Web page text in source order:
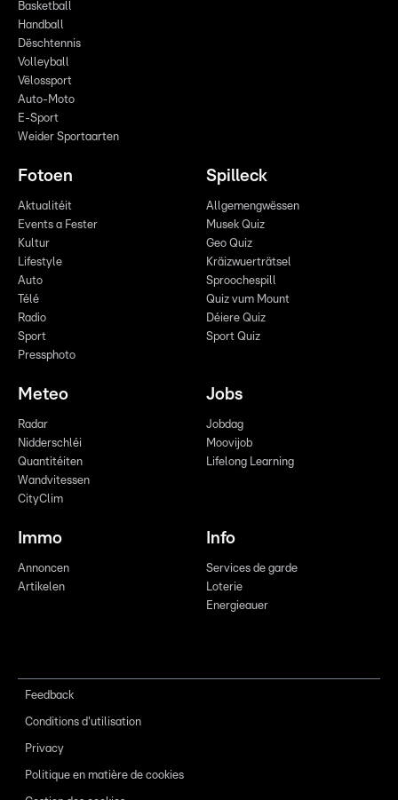
Basketball
Handball
Dëschtennis
Volleyball
Vëlossport
Auto-Moto
E-Sport
Weider Sportaarten
Fotoen
Aktualitéit
Events a Fester
Kultur
Lifestyle
Auto
Télé
Radio
Sport
Pressphoto
Spilleck
Allgemengwëssen
Musek Quiz
Geo Quiz
Kräizwuerträtsel
Sproochespill
Quiz vum Mount
Déiere Quiz
Sport Quiz
Meteo
Radar
Nidderschléi
Quantitéiten
Wandvitessen
CityClim
Jobs
Jobdag
Moovijob
Lifelong Learning
Immo
Annoncen
Artikelen
Info
Services de garde
Loterie
Energieauer
Feedback
Conditions d'utilisation
Privacy
Politique en matière de cookies